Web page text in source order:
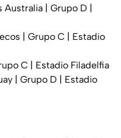
| Grupo D |
| Grupo C | Estadio
C | Estadio Filadelfia
| Grupo D | Estadio